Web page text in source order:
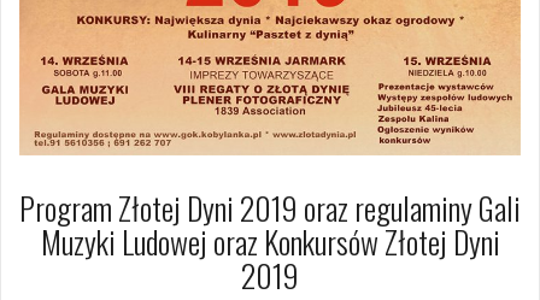
Program Złotej Dyni 2019 oraz regulaminy Gali
Muzyki Ludowej oraz Konkursów Złotej Dyni
2019